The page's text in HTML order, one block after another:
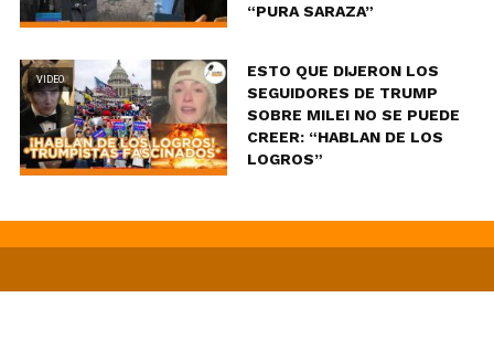
“PURA SARAZA”
VIDEO
ESTO QUE DIJERON LOS
SEGUIDORES DE TRUMP
SOBRE MILEI NO SE PUEDE
CREER: “HABLAN DE LOS
LOGROS”